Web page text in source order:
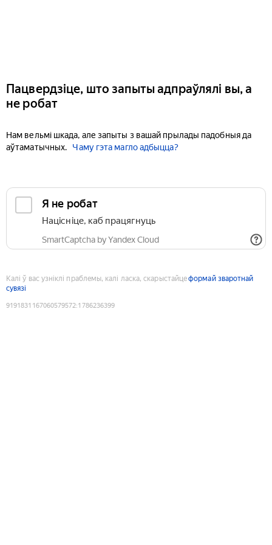
Пацвердзіце, што запыты адпраўлялі вы, а
не робат
Нам вельмі шкада, але запыты з вашай прылады падобныя да
аўтаматычных.
Чаму гэта магло адбыцца?
Я не робат
Націсніце, каб працягнуць
SmartCaptcha by Yandex Cloud
Калі ў вас узніклі праблемы, калі ласка, скарыстайцеформай зваротнай
сувязі
9191831167060579572:1786236399